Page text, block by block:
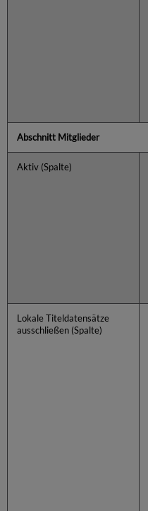
Abschnitt Mitglieder
Aktiv (Spalte)
Lokale Titeldatensätze
ausschließen (Spalte)